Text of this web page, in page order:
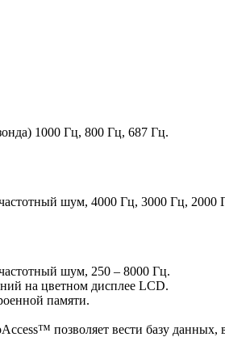
1000 Гц, 800 Гц, 687 Гц.
шум, 4000 Гц, 3000 Гц, 2000
шум, 250 – 8000 Гц.
на цветном дисплее LCD.
памяти.
позволяет вести базу